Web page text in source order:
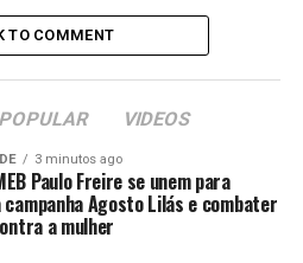
(37,1%), deve registrar
(12,4%). Assim, mesmo
nos preços (- 4,5%), a projeção
de 7,3% em 2025.
maior participação na
registar crescimento na
nos preços (11,6%). Com
aumentar 17,6% este ano.
TO COMMENT
POPULAR VIDEOS
3 minutos ago
Paulo Freire se unem para
Agosto Lilás e combater
a mulher